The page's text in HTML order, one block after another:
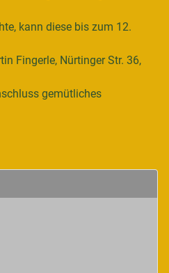
kann diese bis zum 12.
Fingerle, Nürtinger Str. 36,
gemütliches